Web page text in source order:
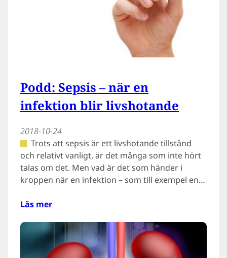
Podd: Sepsis – när en
infektion blir livshotande
2018-10-24
Trots att sepsis är ett livshotande tillstånd
och relativt vanligt, är det många som inte hört
talas om det. Men vad är det som händer i
kroppen när en infektion – som till exempel en…
Läs mer